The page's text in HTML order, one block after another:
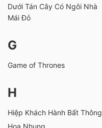
Dưới Tán Cây Có Ngôi Nhà
Mái Đỏ
G
Game of Thrones
H
Hiệp Khách Hành Bất Thông